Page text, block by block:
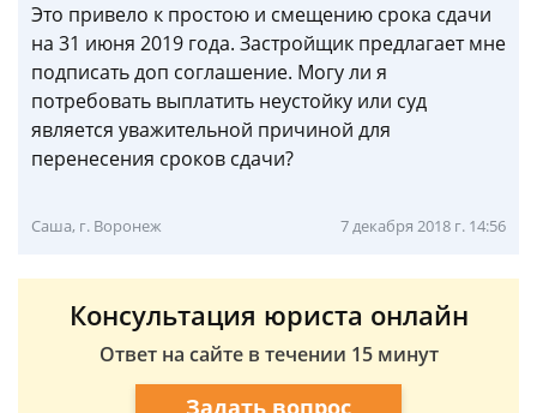
Это привело к простою и смещению срока сдачи
на 31 июня 2019 года. Застройщик предлагает мне
подписать доп соглашение. Могу ли я
потребовать выплатить неустойку или суд
является уважительной причиной для
перенесения сроков сдачи?
Саша, г. Воронеж 7 декабря 2018 г. 14:56
Консультация юриста онлайн
Ответ на сайте в течении 15 минут
Задать вопрос